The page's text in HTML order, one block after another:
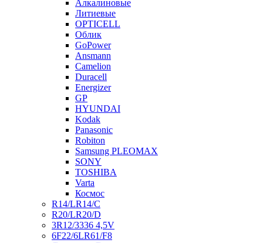
Алкалиновые
Литиевые
OPTICELL
Облик
GoPower
Ansmann
Camelion
Duracell
Energizer
GP
HYUNDAI
Kodak
Panasonic
Robiton
Samsung PLEOMAX
SONY
TOSHIBA
Varta
Космос
R14/LR14/C
R20/LR20/D
3R12/3336 4,5V
6F22/6LR61/F8